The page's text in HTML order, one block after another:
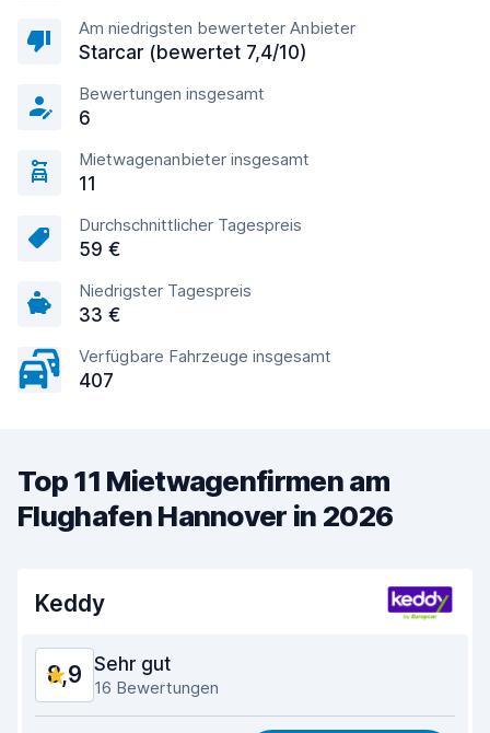
Am niedrigsten bewerteter Anbieter
Starcar (bewertet 7,4/10)
Bewertungen insgesamt
6
Mietwagenanbieter insgesamt
11
Durchschnittlicher Tagespreis
59 €
Niedrigster Tagespreis
33 €
Verfügbare Fahrzeuge insgesamt
407
Top 11 Mietwagenfirmen am
Flughafen Hannover in 2026
Keddy
8,9 Sehr gut
16 Bewertungen